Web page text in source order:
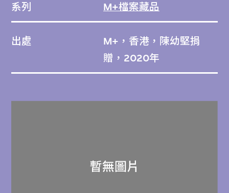
系列 M+檔案藏品
出處
M+，香港，陳幼堅捐
贈，2020年